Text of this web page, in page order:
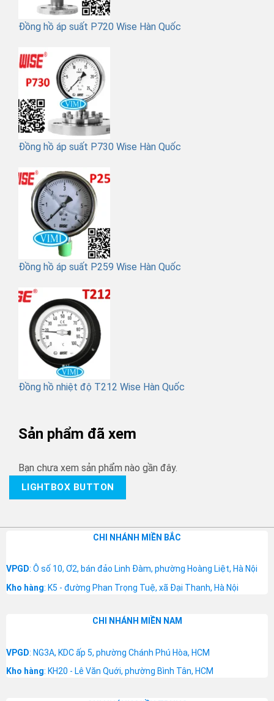
Đồng hồ áp suất P720 Wise Hàn Quốc
Đồng hồ áp suất P730 Wise Hàn Quốc
Đồng hồ áp suất P259 Wise Hàn Quốc
Đồng hồ nhiệt độ T212 Wise Hàn Quốc
Sản phẩm đã xem
Bạn chưa xem sản phẩm nào gần đây.
LIGHTBOX BUTTON
CHI NHÁNH MIỀN BẮC
VPGD: Ô số 10, Ơ2, bán đảo Linh Đàm, phường Hoàng Liệt, Hà Nội
Kho hàng: K5 - đường Phan Trọng Tuệ, xã Đại Thanh, Hà Nội
CHI NHÁNH MIỀN NAM
VPGD: NG3A, KDC ấp 5, phường Chánh Phú Hòa, HCM
Kho hàng: KH20 - Lê Văn Quới, phường Bình Tân, HCM